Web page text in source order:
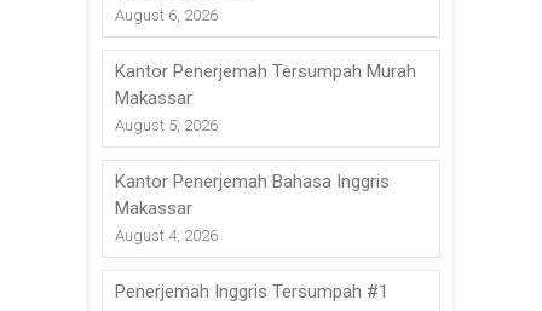
August 6, 2026
Kantor Penerjemah Tersumpah Murah
Makassar
August 5, 2026
Kantor Penerjemah Bahasa Inggris
Makassar
August 4, 2026
Penerjemah Inggris Tersumpah #1